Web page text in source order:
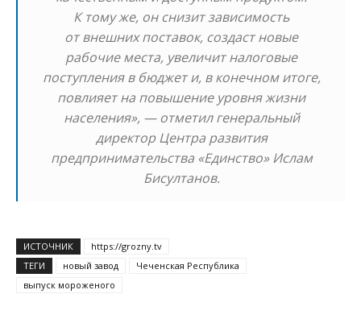
К тому же, он снизит зависимость
от внешних поставок, создаст новые
рабочие места, увеличит налоговые
поступления в бюджет и, в конечном итоге,
повлияет на повышение уровня жизни
населения», — отметил генеральный
директор Центра развития
предпринимательства «Единство» Ислам
Бисултанов.
ИСТОЧНИК
https://grozny.tv
ТЕГИ
новый завод
Чеченская Республика
выпуск мороженого